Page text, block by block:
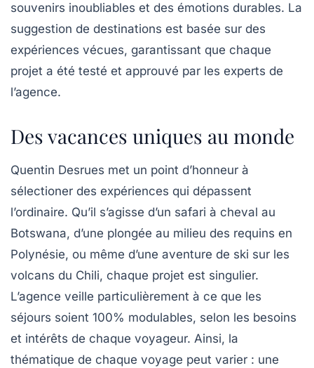
souvenirs inoubliables et des émotions durables. La
suggestion de destinations est basée sur des
expériences vécues, garantissant que chaque
projet a été testé et approuvé par les experts de
l’agence.
Des vacances uniques au monde
Quentin Desrues met un point d’honneur à
sélectioner des expériences qui dépassent
l’ordinaire. Qu’il s’agisse d’un safari à cheval au
Botswana, d’une plongée au milieu des requins en
Polynésie, ou même d’une aventure de ski sur les
volcans du Chili, chaque projet est singulier.
L’agence veille particulièrement à ce que les
séjours soient 100% modulables, selon les besoins
et intérêts de chaque voyageur. Ainsi, la
thématique de chaque voyage peut varier : une